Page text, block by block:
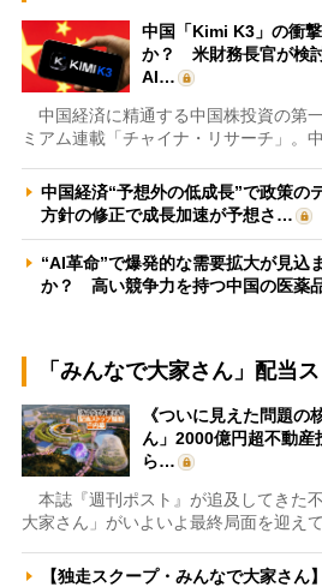
中国「Kimi K3」の衝
か？ 米財務長官が検
AI…
中国経済に精通する中国株投資の第
ミアム連載「チャイナ・リサーチ」。
中国経済“予想外の低成長”で政策
方針の修正で成長加速が予想さ…
“AI革命”で爆発的な需要拡大が見込
か？ 高い競争力を持つ中国の医薬
「みんなで大家さん」配当
《ついに見えた問題の
ん」2000億円超不動産
ら…
本誌『週刊ポスト』が追及してきた
大家さん」がいよいよ最終局面を迎え
【独走スクープ・みんなで大家さん